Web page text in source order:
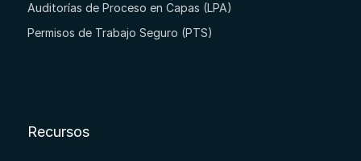
Auditorías de Proceso en Capas (LPA)
Permisos de Trabajo Seguro (PTS)
Recursos